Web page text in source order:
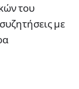
του
με